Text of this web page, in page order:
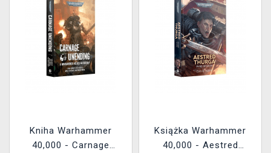
Kniha Warhammer
40,000 - Carnage
Książka Warhammer
40,000 - Aestred